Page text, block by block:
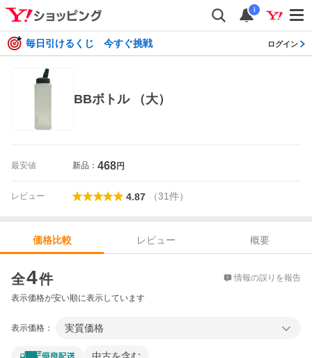
i
毎日引けるくじ 今すぐ挑戦 ログイン
BBボトル （大）
最安値 新品： 468円
レビュー 4.87 （31件）
価格比較 レビュー
概要
全4件 情報の誤りを報告
表示価格が安い順に表示しています
表示価格： 実質価格